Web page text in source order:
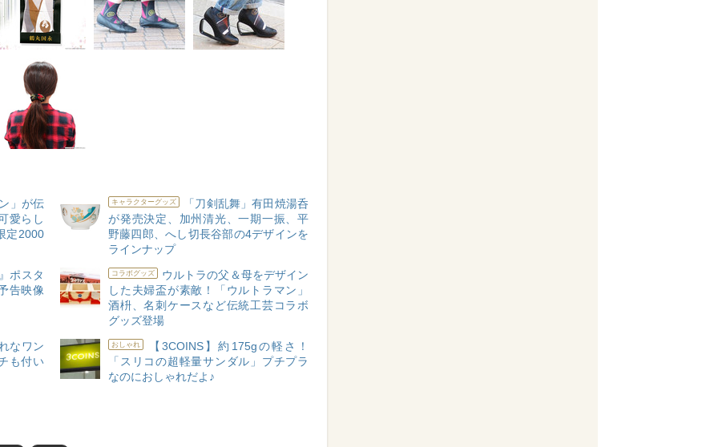
」が伝
愛らし
定2000
キャラクターグッズ
「刀剣乱舞」有田焼湯呑
が発売決定、加州清光、一期一振、平
野藤四郎、へし切長谷部の4デザインを
ラインナップ
ポスタ
告映像
コラボグッズ
ウルトラの父＆母をデザイン
した夫婦盃が素敵！「ウルトラマン」
酒枡、名刺ケースなど伝統工芸コラボ
グッズ登場
なワン
も付い
おしゃれ
【3COINS】約175gの軽さ！
「スリコの超軽量サンダル」プチプラ
なのにおしゃれだよ♪